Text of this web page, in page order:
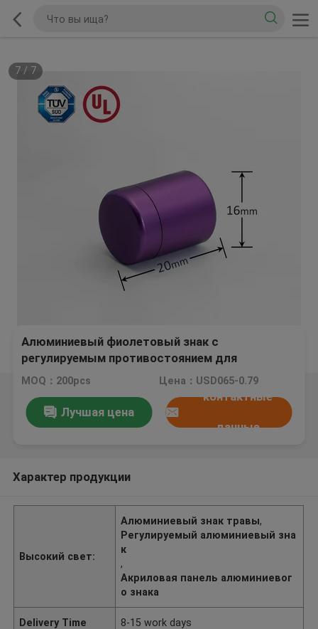
7/ 7
Алюминиевый фиолетовый знак с
регулируемым противостоянием для
акриловой панели / травы
MOQ：200pcs Цена：USD065-0.79
Лучшая цена
контактные
данные
Характер продукции
Высокий свет:
Алюминиевый знак травы,
Регулируемый алюминиевый зна
к
,
Акриловая панель алюминиевог
о знака
Delivery Time 8-15 work days